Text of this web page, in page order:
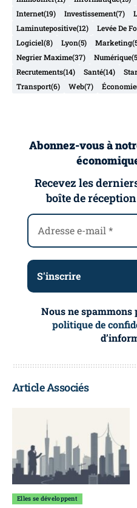
Internet(19) Investissement(7)
Laminutepositive(12) Levée De
Logiciel(8) Lyon(5) Marketing
Negrier Maxime(37) Numérique
Recrutements(14) Santé(14)
Transport(6) Web(7) Économie
Abonnez-vous à
Recevez les
boîte de
Nous ne spammons
politique de
Article Associés
Elles se développent